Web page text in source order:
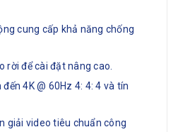
cung cấp khả năng chống
rời để cài đặt nâng cao.
4K @ 60Hz 4: 4: 4 và tín
giải video tiêu chuẩn công